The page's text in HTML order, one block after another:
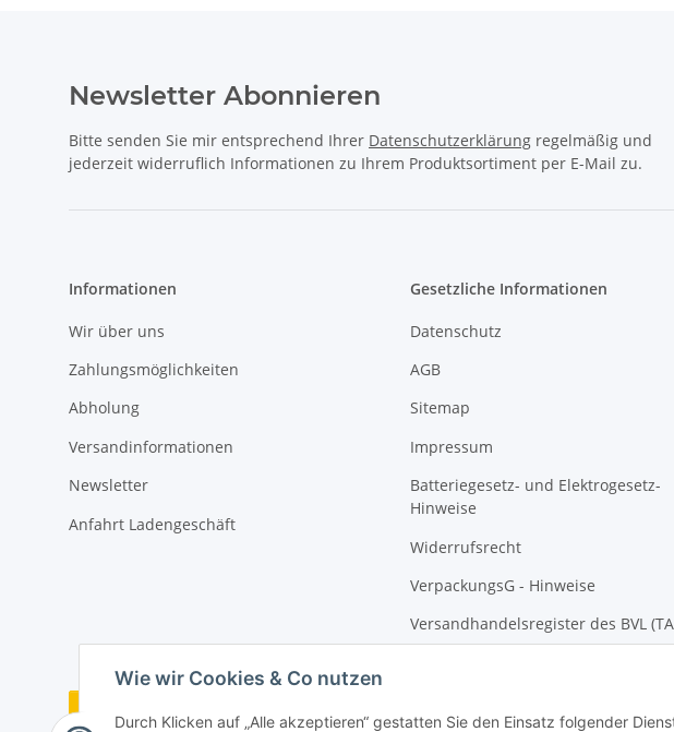
Wie wir Cookies & Co nutzen
Durch Klicken auf „Alle akzeptieren“ gestatten Sie den Einsatz folgender
Newsletter Abonnieren
Bitte senden Sie mir entsprechend Ihrer Datenschutzerklärung regelmäßig und
jederzeit widerruflich Informationen zu Ihrem Produktsortiment per E-Mail zu.
Informationen
Wir über uns
Zahlungsmöglichkeiten
Abholung
Versandinformationen
Newsletter
Anfahrt Ladengeschäft
Gesetzliche Informationen
Datenschutz
AGB
Sitemap
Impressum
Batteriegesetz- und Elektrogesetz-
Hinweise
Widerrufsrecht
VerpackungsG - Hinweise
Versandhandelsregister des BVL
Vertrag widerrufen